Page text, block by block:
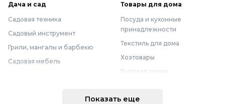
Дача и сад
Садовая техника
Садовый инструмент
Грили, мангалы и барбекю
Садовая мебель
Товары для дома
Посуда и кухонные
принадлежности
Текстиль для дома
Хозтовары
Бытовая химия
Мебель
Показать еще